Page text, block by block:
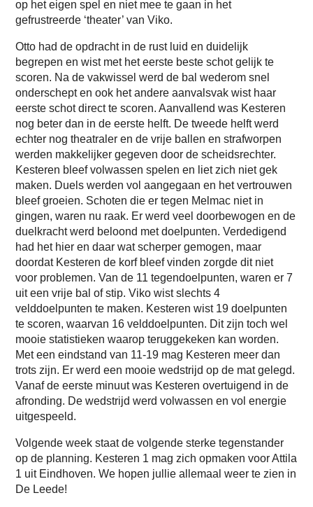
op het eigen spel en niet mee te gaan in het
gefrustreerde ‘theater’ van Viko.
Otto had de opdracht in de rust luid en duidelijk
begrepen en wist met het eerste beste schot gelijk te
scoren. Na de vakwissel werd de bal wederom snel
onderschept en ook het andere aanvalsvak wist haar
eerste schot direct te scoren. Aanvallend was Kesteren
nog beter dan in de eerste helft. De tweede helft werd
echter nog theatraler en de vrije ballen en strafworpen
werden makkelijker gegeven door de scheidsrechter.
Kesteren bleef volwassen spelen en liet zich niet gek
maken. Duels werden vol aangegaan en het vertrouwen
bleef groeien. Schoten die er tegen Melmac niet in
gingen, waren nu raak. Er werd veel doorbewogen en de
duelkracht werd beloond met doelpunten. Verdedigend
had het hier en daar wat scherper gemogen, maar
doordat Kesteren de korf bleef vinden zorgde dit niet
voor problemen. Van de 11 tegendoelpunten, waren er 7
uit een vrije bal of stip. Viko wist slechts 4
velddoelpunten te maken. Kesteren wist 19 doelpunten
te scoren, waarvan 16 velddoelpunten. Dit zijn toch wel
mooie statistieken waarop teruggekeken kan worden.
Met een eindstand van 11-19 mag Kesteren meer dan
trots zijn. Er werd een mooie wedstrijd op de mat gelegd.
Vanaf de eerste minuut was Kesteren overtuigend in de
afronding. De wedstrijd werd volwassen en vol energie
uitgespeeld.
Volgende week staat de volgende sterke tegenstander
op de planning. Kesteren 1 mag zich opmaken voor Attila
1 uit Eindhoven. We hopen jullie allemaal weer te zien in
De Leede!